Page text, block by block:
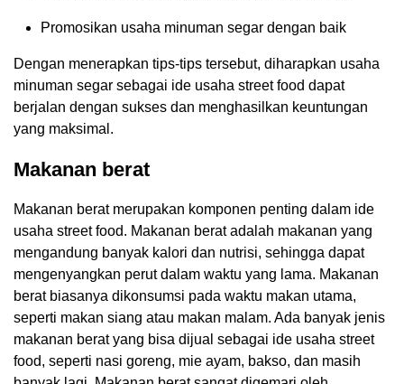
Promosikan usaha minuman segar dengan baik
Dengan menerapkan tips-tips tersebut, diharapkan usaha
minuman segar sebagai ide usaha street food dapat
berjalan dengan sukses dan menghasilkan keuntungan
yang maksimal.
Makanan berat
Makanan berat merupakan komponen penting dalam ide
usaha street food. Makanan berat adalah makanan yang
mengandung banyak kalori dan nutrisi, sehingga dapat
mengenyangkan perut dalam waktu yang lama. Makanan
berat biasanya dikonsumsi pada waktu makan utama,
seperti makan siang atau makan malam. Ada banyak jenis
makanan berat yang bisa dijual sebagai ide usaha street
food, seperti nasi goreng, mie ayam, bakso, dan masih